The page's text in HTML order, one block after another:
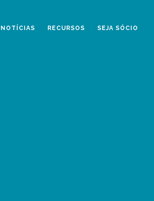
NOTÍCIAS RECURSOS SEJA SÓCIO